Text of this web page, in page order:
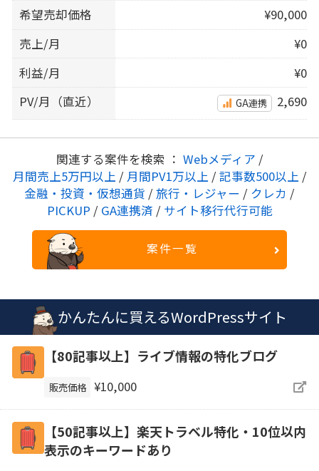
希望売却価格
¥90,000
売上/月
¥0
利益/月
¥0
PV/月（直近）
GA連携 2,690
関連する案件を検索 ： Webメディア /
月間売上5万円以上 / 月間PV1万以上 / 記事数500以上 /
金融・投資・仮想通貨 / 旅行・レジャー / クレカ /
PICKUP / GA連携済 / サイト移行代行可能
案件一覧
かんたんに買えるWordPressサイト
【80記事以上】ライブ情報の特化ブログ
販売価格 ¥10,000
【50記事以上】楽天トラベル特化・10位以内
表示のキーワードあり